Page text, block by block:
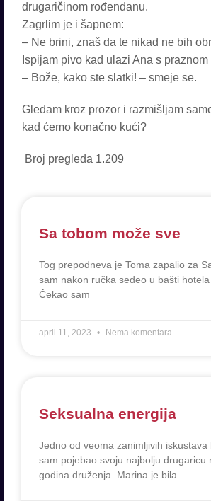
drugaričinom rođendanu.
Zagrlim je i šapnem:
– Ne brini, znaš da te nikad ne bih
Ispijam pivo kad ulazi Ana s praznom
– Bože, kako ste slatki! – smeje se.
Gledam kroz prozor i razmišljam
kad ćemo konačno kući?
Broj pregleda 1.209
Sa tobom može sve
Tog prepodneva je Toma zapalio za
sam nakon ručka sedeo u bašti hotela
Čekao sam
april 11, 2023 Nema komentara
Seksualna energija
Jedno od veoma zanimljivih iskustava
sam pojebao svoju najbolju drugaricu
godina druženja. Marina je bila